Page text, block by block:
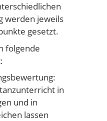
werden jeweils
gesetzt.
folgende
in
und in
lassen